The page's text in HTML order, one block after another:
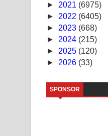
Sihina
Father
► 2021 (6975)
► 2022 (6405)
► 2023 (668)
► 2024 (215)
► 2025 (120)
► 2026 (33)
SPONSOR